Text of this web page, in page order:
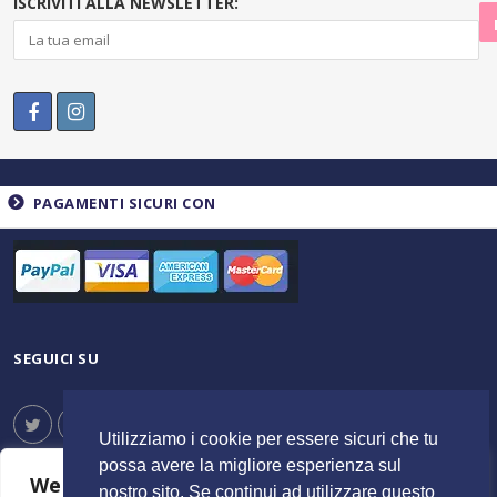
We value your privacy
PAGAMENTI SICURI CON
SEGUICI SU
Utilizziamo i cookie per essere sicuri che tu
possa avere la migliore esperienza sul
nostro sito. Se continui ad utilizzare questo